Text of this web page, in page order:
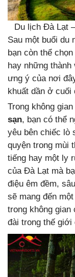
Du lịch Đà Lạt
Sau một buổi du
bạn còn thể
hay những
ưng ý của nơi
khuất dần ở cuối
Trong không
sạn, bạn có thể
yêu bên chiếc lò
quyện trong mùi
tiếng hay một ly
của Đà Lạt mà
điệu êm đềm,
sẽ mang đến
trong không gian
đài trong thế